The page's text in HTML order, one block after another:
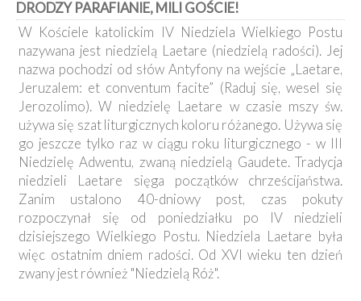
Kancelaria
Galeria
Dekanat
Nowy
Kapituła
Kolegiacka
Duszpasterze
Polecane
strony
Ochrona
Małoletnich
DRODZY PARAFIANIE, MILI GOŚCIE!
W Kościele katolickim IV Niedziela Wielkiego Postu
nazywana jest niedzielą Laetare (niedzielą radości). Jej
nazwa pochodzi od słów Antyfony na wejście „Laetare,
Jeruzalem: et conventum facite” (Raduj się, wesel się
Jerozolimo). W niedzielę Laetare w czasie mszy św.
używa się szat liturgicznych koloru różanego. Używa się
go jeszcze tylko raz w ciągu roku liturgicznego - w III
Niedzielę Adwentu, zwaną niedzielą Gaudete. Tradycja
niedzieli Laetare sięga początków chrześcijaństwa.
Zanim ustalono 40-dniowy post, czas pokuty
rozpoczynał się od poniedziałku po IV niedzieli
dzisiejszego Wielkiego Postu. Niedziela Laetare była
więc ostatnim dniem radości. Od XVI wieku ten dzień
zwany jest również "Niedzielą Róż".